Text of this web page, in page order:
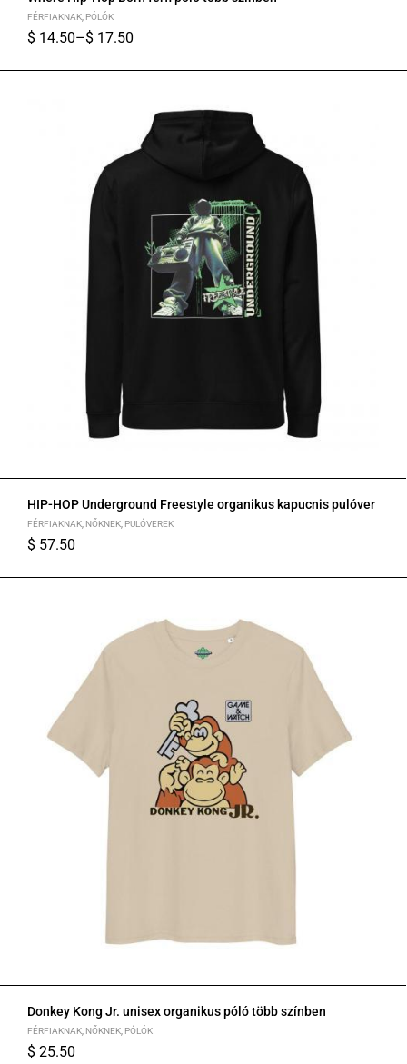
FÉRFIAKNAK, PÓLÓK
$ 14.50–$ 17.50
HIP-HOP Underground Freestyle organikus kapucnis pulóver
FÉRFIAKNAK, NŐKNEK, PULÓVEREK
$ 57.50
Donkey Kong Jr. unisex organikus póló több színben
FÉRFIAKNAK, NŐKNEK, PÓLÓK
$ 25.50